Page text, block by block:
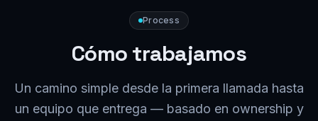
Process
Cómo trabajamos
Un camino simple desde la primera llamada hasta
un equipo que entrega — basado en ownership y